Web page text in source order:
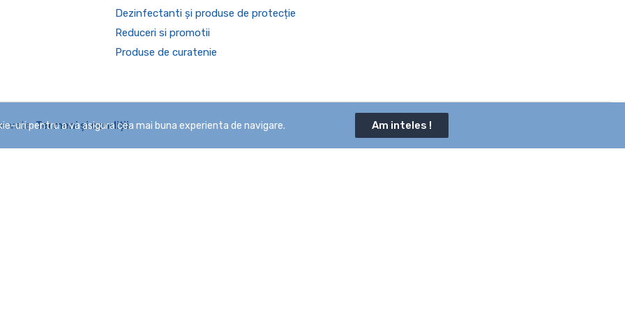
Dezinfectanti și produse de protecție
Reduceri si promotii
Produse de curatenie
Termeni și condiții.
uri pentru a va asigura cea mai buna experienta de navigare. Am inteles !